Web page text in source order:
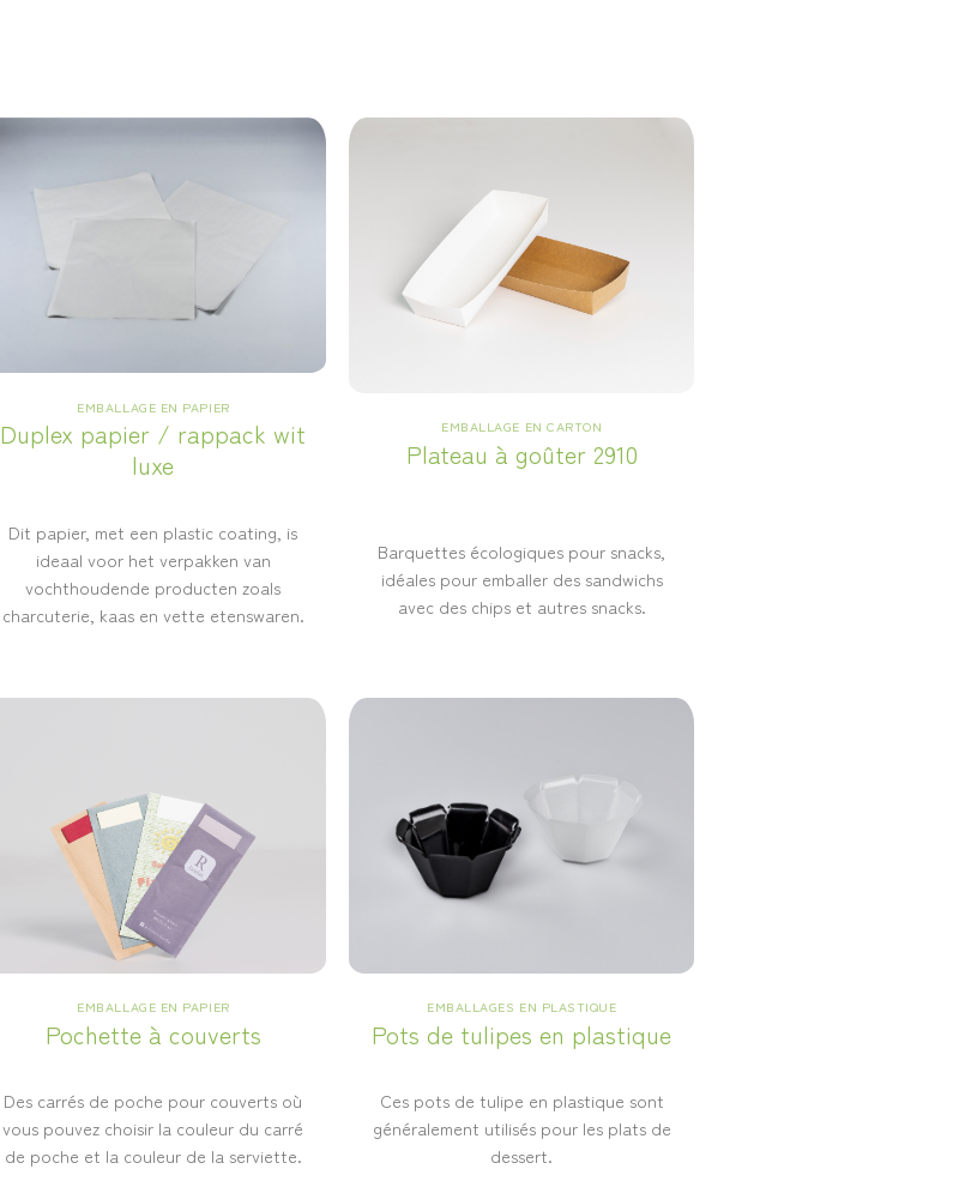
EMBALLAGE EN PAPIER
Duplex papier / rappack wit
luxe
Dit papier, met een plastic coating, is
ideaal voor het verpakken van
vochthoudende producten zoals
charcuterie, kaas en vette etenswaren.
EMBALLAGE EN CARTON
Plateau à goûter 2910
Barquettes écologiques pour snacks,
idéales pour emballer des sandwichs
avec des chips et autres snacks.
EMBALLAGE EN PAPIER
Pochette à couverts
Des carrés de poche pour couverts où
vous pouvez choisir la couleur du carré
de poche et la couleur de la serviette.
EMBALLAGES EN PLASTIQUE
Pots de tulipes en plastique
Ces pots de tulipe en plastique sont
généralement utilisés pour les plats de
dessert.